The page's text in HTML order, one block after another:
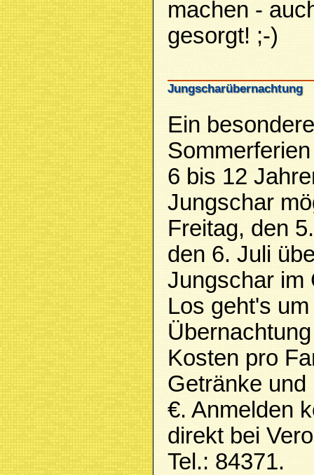
machen -
gesorgt! ;-)
Jungscharübernachtung
Ein
6 bis 12
Jungschar
Freitag, den
den 6. Juli
Jungschar im
Los geht's
Kosten pro
Getränke
€. Anmelden
direkt bei
Tel.: 84371.